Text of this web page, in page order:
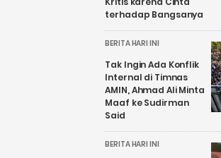
terhadap Bangsanya
BERITA HARI INI
Tak Ingin Ada Konflik
Internal di Timnas
AMIN, Ahmad Ali Minta
Maaf ke Sudirman
Said
BERITA HARI INI